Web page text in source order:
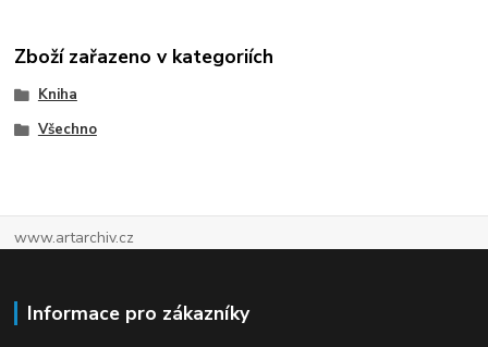
Zboží zařazeno v kategoriích
Kniha
Všechno
www.artarchiv.cz
Informace pro zákazníky